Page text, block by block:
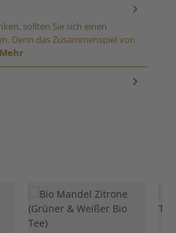
sollten Sie sich einen
Denn das Zusammenspiel von
Mehr